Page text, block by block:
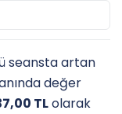
seansta artan
değer
TLolarak